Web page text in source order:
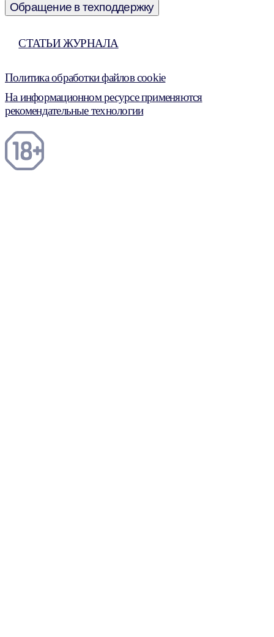
Обращение в техподдержку
СТАТЬИ ЖУРНАЛА
Политика обработки файлов cookie
На информационном ресурсе применяются
рекомендательные технологии